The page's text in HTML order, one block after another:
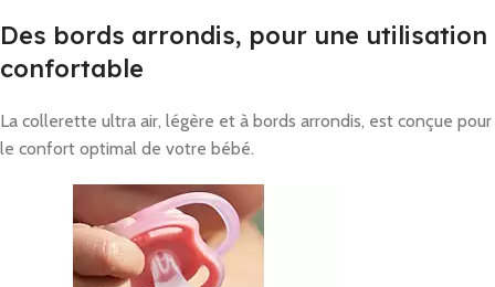
Des bords arrondis, pour une utilisation
confortable
La collerette ultra air, légère et à bords arrondis, est conçue pour
le confort optimal de votre bébé.